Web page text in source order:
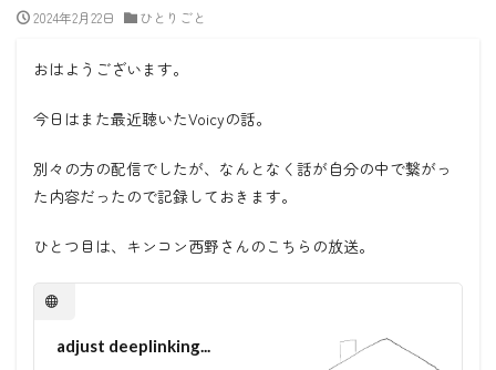
2024年2月22日 ひとりごと
おはようございます。
今日はまた最近聴いたVoicyの話。
別々の方の配信でしたが、なんとなく話が自分の中で繋がっ
た内容だったので記録しておきます。
ひとつ目は、キンコン西野さんのこちらの放送。
adjust deeplinking...